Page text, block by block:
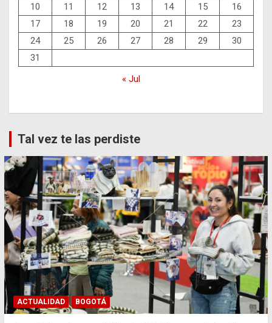
10
11 12 13 14 15
16
17
18 19 20 21 22
23
24
25 26 27 28 29
30
31
« Jul
Tal vez te las perdiste
ACTUALIDAD BOGOTÁ